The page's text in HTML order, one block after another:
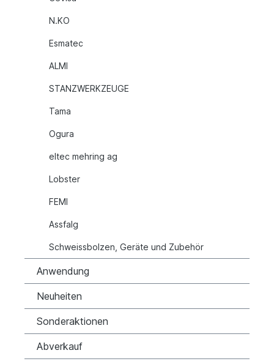
N.KO
Esmatec
ALMI
STANZWERKZEUGE
Tama
Ogura
eltec mehring ag
Lobster
FEMI
Assfalg
Schweissbolzen, Geräte und Zubehör
Anwendung
Neuheiten
Sonderaktionen
Abverkauf